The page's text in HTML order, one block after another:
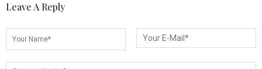
Leave A Reply